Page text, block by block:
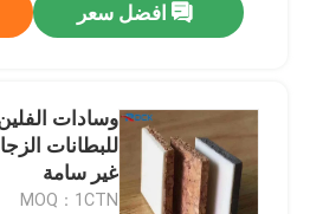
افضل سعر
للبطانات
غير سامة
MOQ：1CTN